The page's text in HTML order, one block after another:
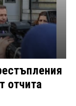
отчита